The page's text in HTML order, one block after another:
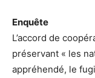
Enquête
L’accord de
préservant « les
appréhendé, le